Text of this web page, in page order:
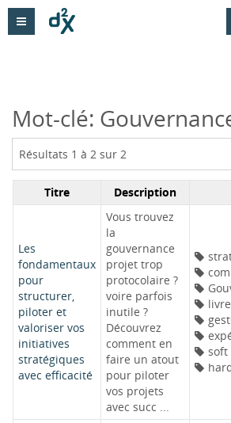
Mot-clé:
Résultats 1 à 2 sur 2
Titre Description
Les
fondamentaux
pour
structurer,
piloter et
valoriser vos
initiatives
stratégiques
avec efficacité
Vous trouvez
la
gouvernance
projet trop
protocolaire ?
voire parfois
inutile ?
Découvrez
comment en
faire un atout
pour piloter
vos projets
avec succ ...
soft